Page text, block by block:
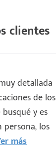
clientes
detallada
de los
y es
persona, los
más